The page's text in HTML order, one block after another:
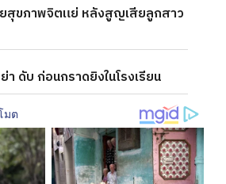
ยสุขภาพจิตแย่ หลังสูญเสียลูกสาว
ดับ ก่อนกราดยิงในโรงเรียน